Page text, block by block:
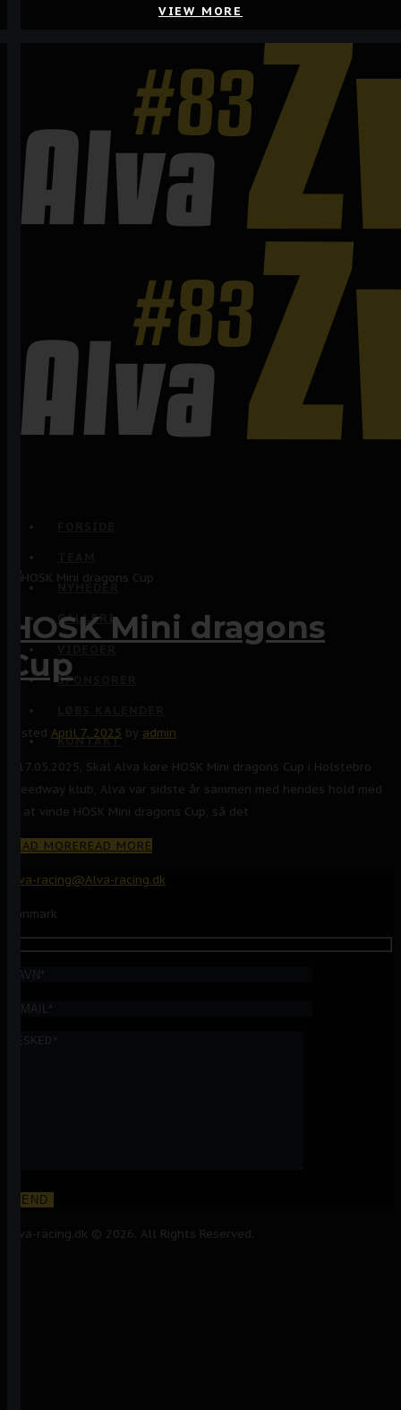
NYHEDER
GALLERI
SPONSORER
KONTAKT
VIEW MORE
HOSK Mini dragons
Cup
Posted April 7, 2025 by admin
D.17.05.2025, Skal Alva køre HOSK Mini dragons Cup i Holstebro
speedway klub, Alva var sidste år sammen med hendes hold med
til at vinde HOSK Mini dragons Cup, så det
READ MOREREAD MORE
Alva-racing@Alva-racing.dk
Danmark
Alva-racing.dk © 2026. All Rights Reserved.